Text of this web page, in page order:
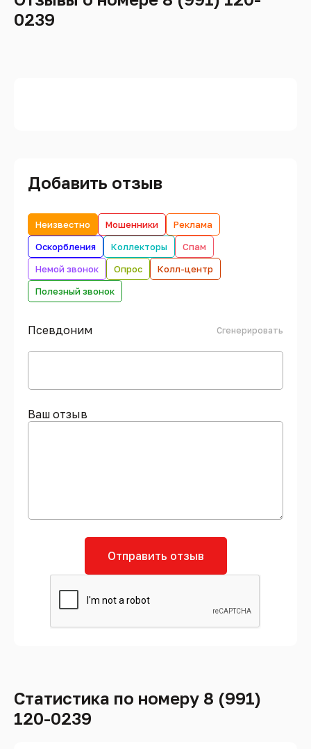
0239
Добавить отзыв
Неизвестно Мошенники
Реклама
Оскорбления
Коллекторы
Спам
Немой звонок
Опрос
Колл-центр
Полезный звонок
Псевдоним Сгенерировать
Ваш отзыв
Отправить отзыв
Статистика по номеру 8 (991)
120-0239